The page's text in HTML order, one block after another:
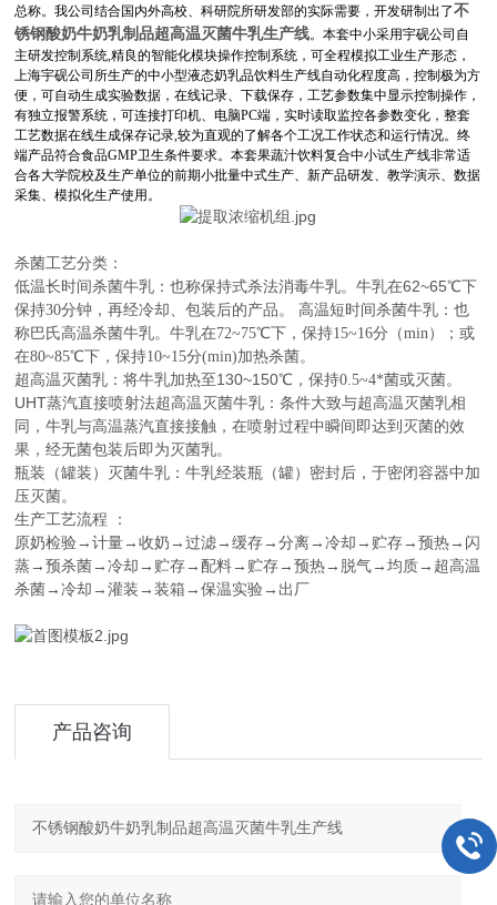
总称。我公司结合国内外高校、科研院所研发部的实际需要，开发研制出了不
锈钢酸奶牛奶乳制品超高温灭菌牛乳生产线。本套中小采用宇砚公司自
主研发控制系统,精良的智能化模块操作控制系统，可全程模拟工业生产形态，
上海宇砚公司所生产的中小型液态奶乳品饮料生产线自动化程度高，控制极为方
便，可自动生成实验数据，在线记录、下载保存，工艺参数集中显示控制操作，
有独立报警系统，可连接打印机、电脑PC端，实时读取监控各参数变化，整套
工艺数据在线生成保存记录,较为直观的了解各个工况工作状态和运行情况。终
端产品符合食品GMP卫生条件要求。本套果蔬汁饮料复合中小试生产线非常适
合各大学院校及生产单位的前期小批量中式生产、新产品研发、教学演示、数据
采集、模拟化生产使用。
杀菌工艺分类：
低温长时间杀菌牛乳：也称保持式杀法消毒牛乳。牛乳在62~65℃下
保持30分钟，再经冷却、包装后的产品。 高温短时间杀菌牛乳：也
称巴氏高温杀菌牛乳。牛乳在72~75℃下，保持15~16分（min）；或
在80~85℃下，保持10~15分(min)加热杀菌。
超高温灭菌乳：将牛乳加热至 130~150℃，保持0.5~4*菌或灭菌。
UHT蒸汽直接喷射法超高温灭菌牛乳：条件大致与超高温灭菌乳相
同，牛乳与高温蒸汽直接接触，在喷射过程中瞬间即达到灭菌的效
果，经无菌包装后即为灭菌乳。
瓶装（罐装）灭菌牛乳：牛乳经装瓶（罐）密封后，于密闭容器中加
压灭菌。
生产工艺流程 ：
原奶检验→计量→收奶→过滤→缓存→分离→冷却→贮存→预热→闪
蒸→预杀菌→冷却→贮存→配料→贮存→预热→脱气→均质→超高温
杀菌→冷却→灌装→装箱→保温实验→出厂
产品咨询